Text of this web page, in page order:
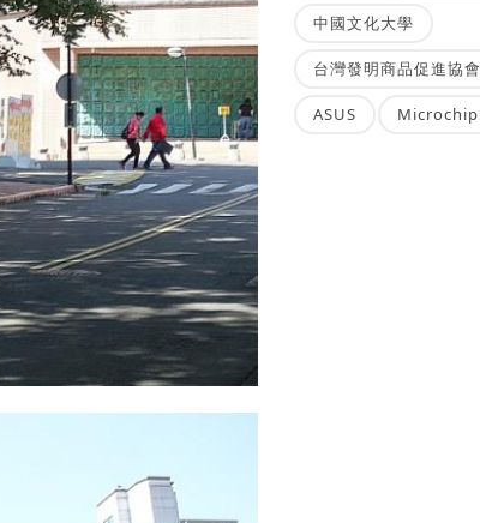
中國文化大學
台灣發明商品促進協會
ASUS Microchip